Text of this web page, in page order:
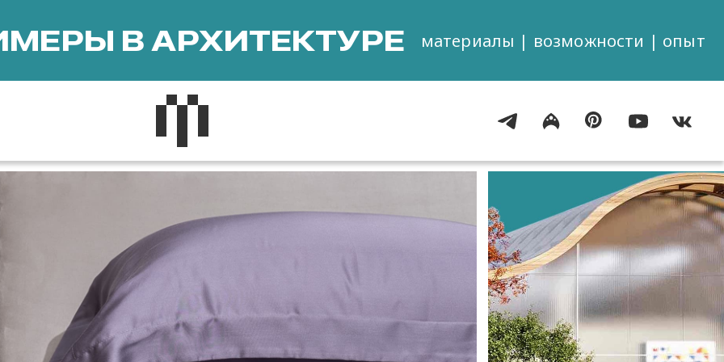
В АРХИТЕКТУРЕ материалы | возможности | опыт